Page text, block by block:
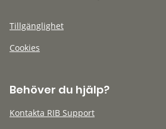
Tillgänglighet
Cookies
Behöver du hjälp?
Kontakta RIB Support